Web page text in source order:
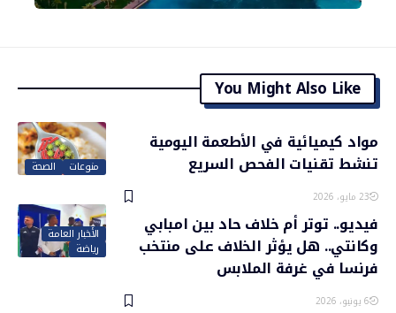
You Might Also Like
منوعات الصحة
مواد كيميائية في الأطعمة اليومية
تنشط تقنيات الفحص السريع
23 مايو، 2026
الأخبار العامة
رياضة
فيديو.. توتر أم خلاف حاد بين امبابي
وكانتي.. هل يؤثر الخلاف على منتخب
فرنسا في غرفة الملابس
6 يونيو، 2026